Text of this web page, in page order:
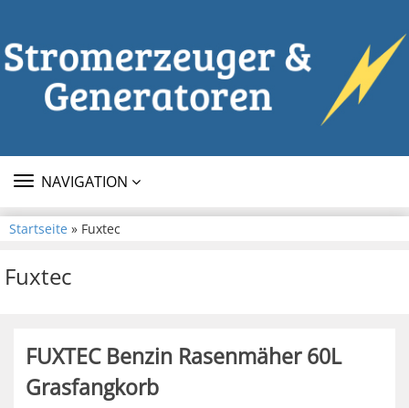
TOGGLE
NAVIGATION
Startseite » Fuxtec
Fuxtec
FUXTEC Benzin Rasenmäher 60L
Grasfangkorb